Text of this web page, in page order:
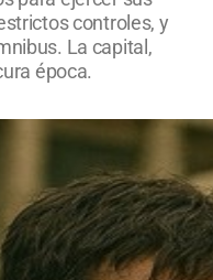
controles, y
La capital,
época.